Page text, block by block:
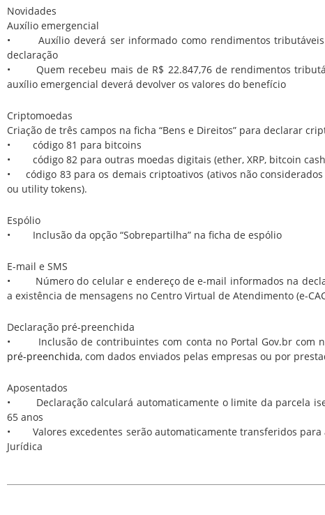
Novidades
Auxílio emergencial
• Auxílio deverá ser informado como rendimentos tributáveis
declaração
• Quem recebeu mais de R$ 22.847,76 de rendimentos
auxílio emergencial deverá devolver os valores do benefício
Criptomoedas
Criação de três campos na ficha “Bens e Direitos” para declarar
• código 81 para bitcoins
• código 82 para outras moedas digitais (ether, XRP, bitcoin
• código 83 para os demais criptoativos (ativos não
ou utility tokens).
Espólio
• Inclusão da opção “Sobrepartilha” na ficha de espólio
E-mail e SMS
• Número do celular e endereço de e-mail informados na
a existência de mensagens no Centro Virtual de Atendimento (e-
Declaração pré-preenchida
• Inclusão de contribuintes com conta no Portal Gov.br com
pré-preenchida, com dados enviados pelas empresas ou por
Aposentados
• Declaração calculará automaticamente o limite da parcela
65 anos
• Valores excedentes serão automaticamente transferidos para
Jurídica